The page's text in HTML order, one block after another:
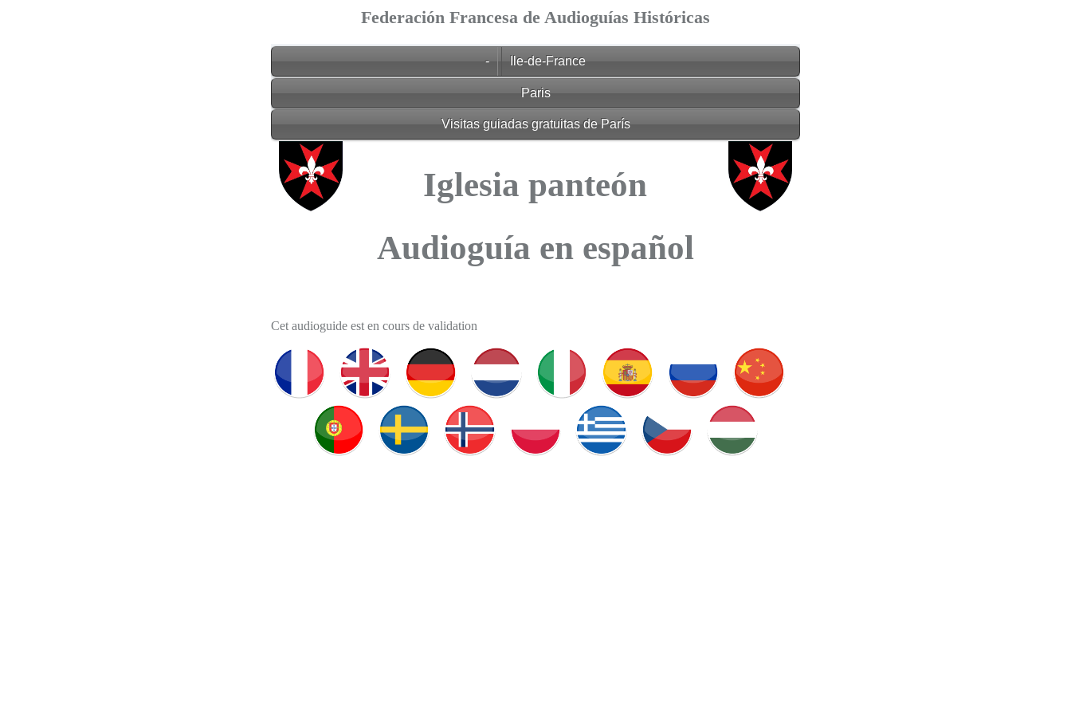
Federación Francesa de Audioguías Históricas
- Ile-de-France
Paris
Visitas guiadas gratuitas de París
Iglesia panteón
Audioguía en español
Cet audioguide est en cours de validation